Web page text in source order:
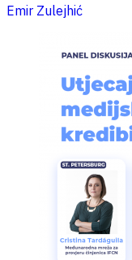
Emir Zulejhić